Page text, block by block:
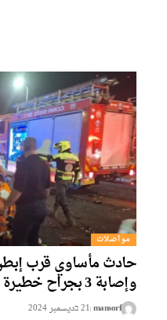
مواصلات
حادث مأساوي قرب
وإصابة 3 بجراح خطيرة بمنطقة حيفا
mansorf 21 בديسمبر 2024